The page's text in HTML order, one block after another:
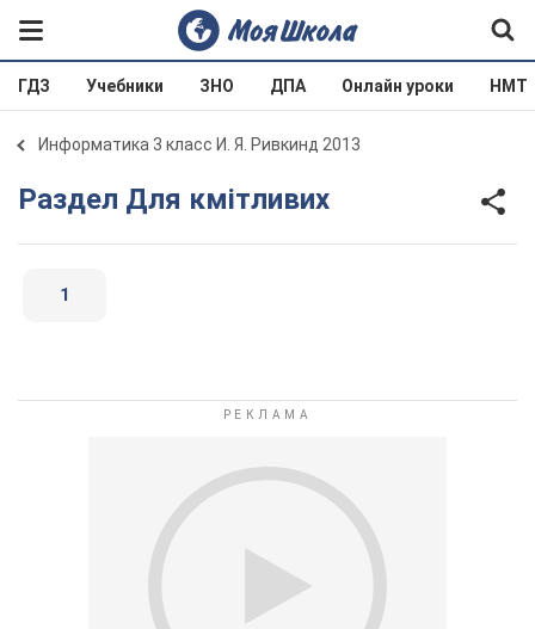
ГДЗ Учебники ЗНО ДПА Онлайн уроки НМТ
Информатика 3 класс И. Я. Ривкинд 2013
Раздел Для кмітливих
1